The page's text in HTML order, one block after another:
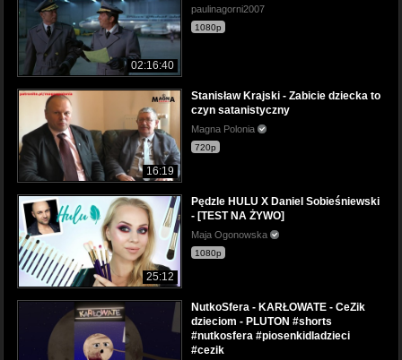
02:16:40
paulinagorni2007
1080p
16:19
Stanisław Krajski - Zabicie dziecka to
czyn satanistyczny
Magna Polonia
720p
25:12
Pędzle HULU X Daniel Sobieśniewski
- [TEST NA ŻYWO]
Maja Ogonowska
1080p
NutkoSfera - KARŁOWATE - CeZik
dzieciom - PLUTON #shorts
#nutkosfera #piosenkidladzieci
#cezik